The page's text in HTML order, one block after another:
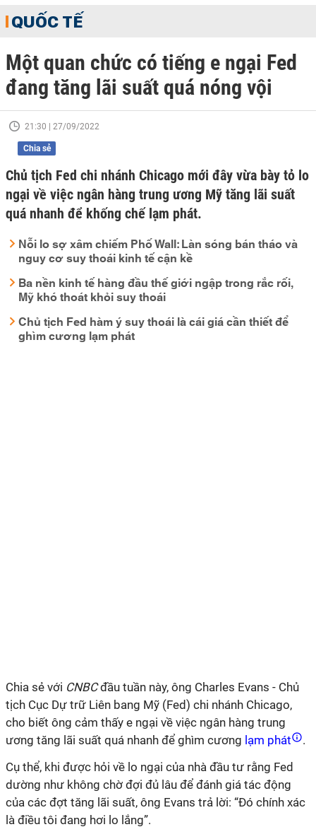
QUỐC TẾ
Một quan chức có tiếng e ngại Fed
đang tăng lãi suất quá nóng vội
21:30 | 27/09/2022
Chia sẻ
Chủ tịch Fed chi nhánh Chicago mới đây vừa bày tỏ lo
ngại về việc ngân hàng trung ương Mỹ tăng lãi suất
quá nhanh để khống chế lạm phát.
Nỗi lo sợ xâm chiếm Phố Wall: Làn sóng bán tháo và
nguy cơ suy thoái kinh tế cận kề
Ba nền kinh tế hàng đầu thế giới ngập trong rắc rối,
Mỹ khó thoát khỏi suy thoái
Chủ tịch Fed hàm ý suy thoái là cái giá cần thiết để
ghìm cương lạm phát
Chia sẻ với CNBCđầu tuần này, ông Charles Evans - Chủ
tịch Cục Dự trữ Liên bang Mỹ (Fed) chi nhánh Chicago,
cho biết ông cảm thấy e ngại về việc ngân hàng trung
ương tăng lãi suất quá nhanh để ghìm cương lạm phát
.
Cụ thể, khi được hỏi về lo ngại của nhà đầu tư rằng Fed
dường như không chờ đợi đủ lâu để đánh giá tác động
của các đợt tăng lãi suất, ông Evans trả lời: “Đó chính xác
là điều tôi đang hơi lo lắng”.